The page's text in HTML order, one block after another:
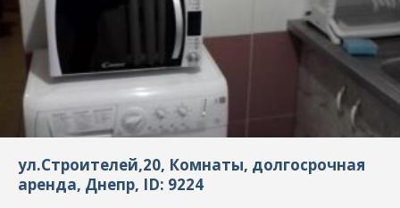
ул.Строителей,20, Комнаты, долгосрочная
аренда, Днепр, ID: 9224